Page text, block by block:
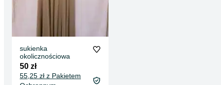
sukienka
okolicznościowa
50 zł
55,25 zł z Pakietem